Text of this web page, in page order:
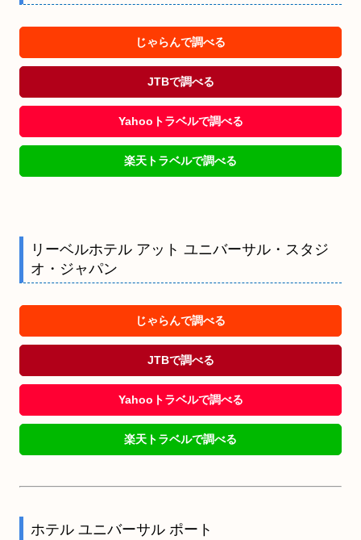
じゃらんで調べる
JTBで調べる
Yahooトラベルで調べる
楽天トラベルで調べる
リーベルホテル アット ユニバーサル・スタジ
オ・ジャパン
じゃらんで調べる
JTBで調べる
Yahooトラベルで調べる
楽天トラベルで調べる
ホテル ユニバーサル ポート